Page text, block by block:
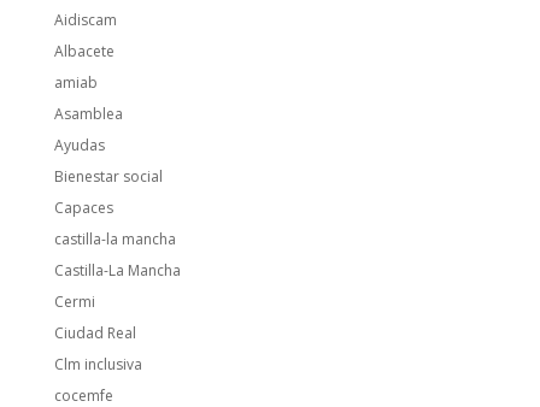
Aidiscam
Albacete
amiab
Asamblea
Ayudas
Bienestar social
Capaces
castilla-la mancha
Castilla-La Mancha
Cermi
Ciudad Real
Clm inclusiva
cocemfe